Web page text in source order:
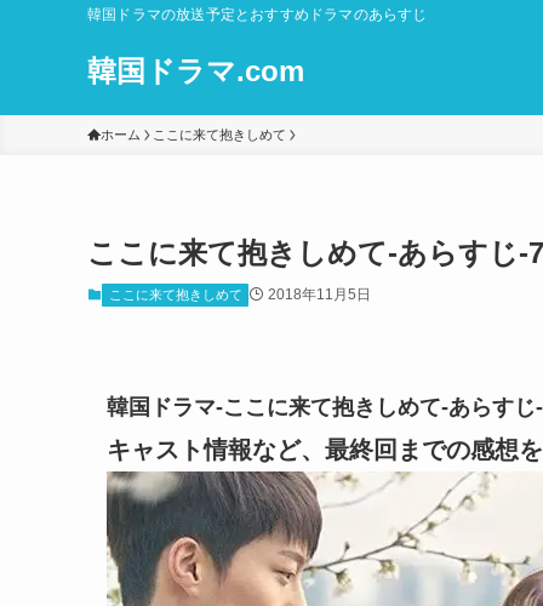
韓国ドラマの放送予定とおすすめドラマのあらすじ
韓国ドラマ.com
ホーム ここに来て抱きしめて
ここに来て抱きしめて-あらすじ-
ここに来て抱きしめて 2018年11月5日
韓国ドラマ-ここに来て抱きしめて-あらす
キャスト情報など、最終回までの感想